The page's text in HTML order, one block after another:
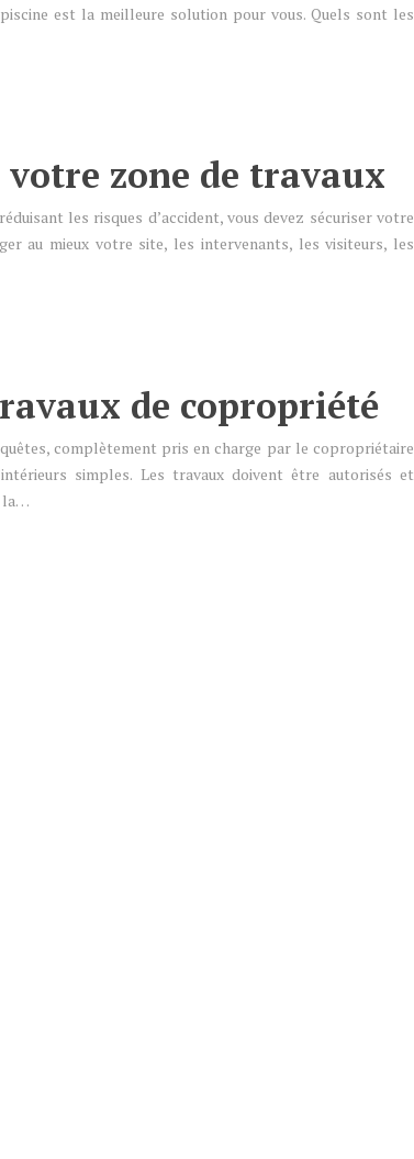
est la meilleure solution pour vous. Quels sont les
zone de travaux
les risques d’accident, vous devez sécuriser votre
au mieux votre site, les intervenants, les visiteurs, les
de copropriété
complètement pris en charge par le copropriétaire
simples. Les travaux doivent être autorisés et
la…